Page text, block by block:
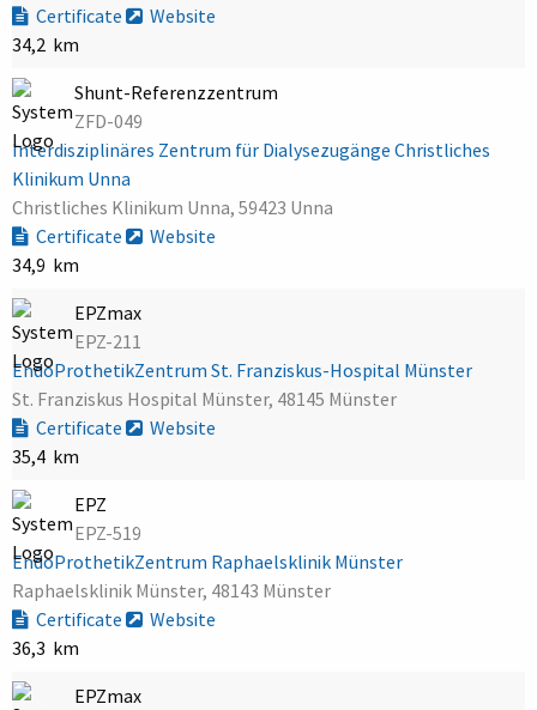
Certificate
Website
34,2 km
Shunt-Referenzzentrum
ZFD-049
Interdisziplinäres Zentrum für Dialysezugänge Christliches
Klinikum Unna
Christliches Klinikum Unna, 59423 Unna
Certificate
Website
34,9 km
EPZmax
EPZ-211
EndoProthetikZentrum St. Franziskus-Hospital Münster
St. Franziskus Hospital Münster, 48145 Münster
Certificate
Website
35,4 km
EPZ
EPZ-519
EndoProthetikZentrum Raphaelsklinik Münster
Raphaelsklinik Münster, 48143 Münster
Certificate
Website
36,3 km
EPZmax